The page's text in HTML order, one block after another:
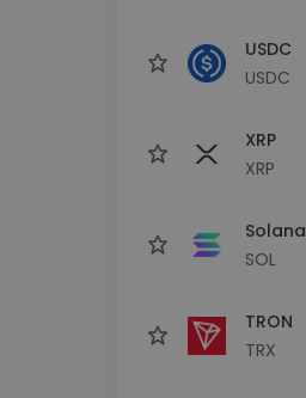
USDC
USDC
XRP
XRP
Solana
SOL
TRON
TRX